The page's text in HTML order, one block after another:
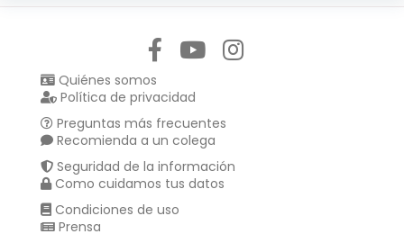
Quiénes somos
Política de privacidad
Preguntas más frecuentes
Recomienda a un colega
Seguridad de la información
Como cuidamos tus datos
Condiciones de uso
Prensa